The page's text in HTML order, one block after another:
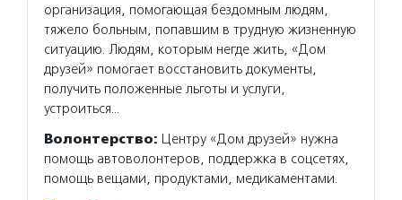
организация, помогающая бездомным людям,
тяжело больным, попавшим в трудную жизненную
ситуацию. Людям, которым негде жить, «Дом
друзей» помогает восстановить документы,
получить положенные льготы и услуги,
устроиться…
Волонтерство: Центру «Дом друзей» нужна
помощь автоволонтеров, поддержка в соцсетях,
помощь вещами, продуктами, медикаментами.